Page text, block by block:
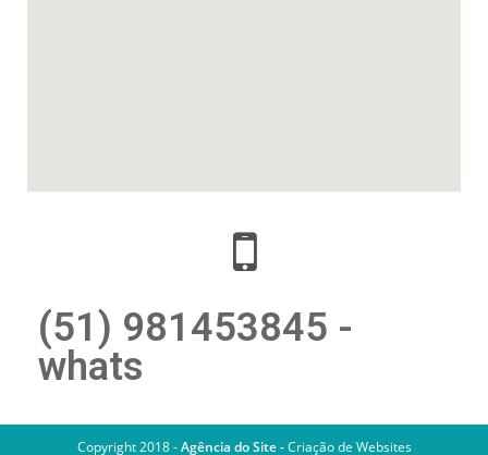
(51) 981453845 -
whats
Copyright 2018 -Agência do Site - Criação de Websites